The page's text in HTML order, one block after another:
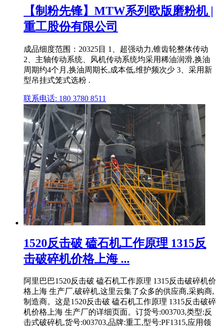
【制粉先锋】MTW系列欧版磨粉机 |
重工股份有限公司
成品细度范围：20325目 1、超强动力,锥齿轮整体传动
2、主轴传动系统、风机传动系统均采用稀油润滑,换油
周期约4个月,换油周期长,成本低,维护频次少 3、采用新
型吊挂式笼式选粉 .
联系电话: 180 3780 8511
1520反击破 磕石机工作原理 1315反
击破碎机价格上海 ...
阿里巴巴1520反击破 磕石机工作原理 1315反击破碎机价
格上海 生产厂,破碎机,这里云集了众多的供应商,采购商,
制造商。这是1520反击破 磕石机工作原理 1315反击破碎
机价格上海 生产厂的详细页面。订货号:003703,类型:反
击式破碎机,货号:003703,品牌:重工,型号:PF1315,应用领